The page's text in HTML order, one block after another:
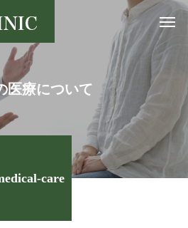
医療について
care